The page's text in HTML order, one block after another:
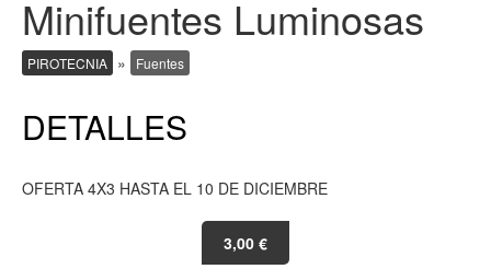
Minifuentes Luminosas
PIROTECNIA » Fuentes
DETALLES
OFERTA 4X3 HASTA EL 10 DE DICIEMBRE
3,00 €